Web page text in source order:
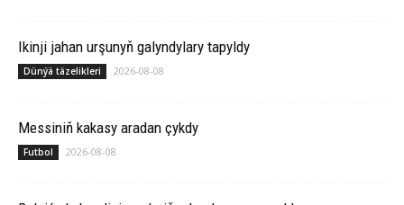
Ikinji jahan urşunyň galyndylary tapyldy
Dünýä täzelikleri 2026-08-08
Messiniň kakasy aradan çykdy
Futbol 2026-08-08